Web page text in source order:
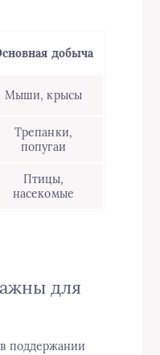
добыча
Мыши, крысы
Трепанки,
попугаи
Птицы,
насекомые
для
поддержании